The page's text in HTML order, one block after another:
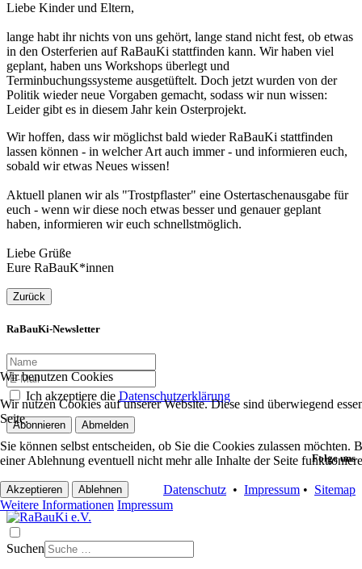
Liebe Kinder und Eltern,
lange habt ihr nichts von uns gehört, lange stand nicht fest, ob etwas
in den Osterferien auf RaBauKi stattfinden kann. Wir haben viel
geplant, haben uns Workshops überlegt und
Terminbuchungssysteme ausgetüftelt. Doch jetzt wurden von der
Politik wieder neue Vorgaben gemacht, sodass wir nun wissen:
Leider gibt es in diesem Jahr kein Osterprojekt.
Wir hoffen, dass wir möglichst bald wieder RaBauKi stattfinden
lassen können - in welcher Art auch immer - und informieren euch,
sobald wir etwas Neues wissen!
Aktuell planen wir als "Trostpflaster" eine Ostertaschenausgabe für
euch - wenn wir diese noch etwas besser und genauer geplant
haben, informieren wir euch schnellstmöglich.
Liebe Grüße
Eure RaBauK*innen
Zurück
RaBauKi-Newsletter
Ich akzeptiere dieDatenschutzerklärung
Abonnieren Abmelden
Folge uns
Datenschutz • Impressum • Sitemap
Suchen
Wir benutzen Cookies
Wir nutzen Cookies auf unserer Website. Diese sind überwiegend
Seite.
Sie können selbst entscheiden, ob Sie die Cookies zulassen möchten.
einer Ablehnung eventuell nicht mehr alle Inhalte der Seite
Akzeptieren Ablehnen
Weitere Informationen Impressum